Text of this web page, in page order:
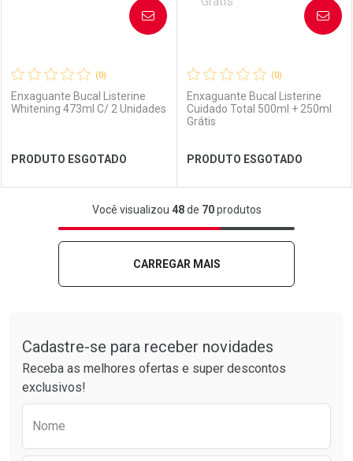
Ver Desconto Convênio Ver Desconto Convênio
(0)
Enxaguante Bucal Listerine
Whitening 473ml C/ 2 Unidades
PRODUTO ESGOTADO
AVISE-ME
FECHAR
FECHAR
(0)
Enxaguante Bucal Listerine
Cuidado Total 500ml + 250ml
Grátis
PRODUTO ESGOTADO
AVISE-ME
Você visualizou 48de 70produtos
CARREGAR MAIS
Cadastre-se para receber novidades
Receba as melhores ofertas e super descontos
exclusivos!
Nome